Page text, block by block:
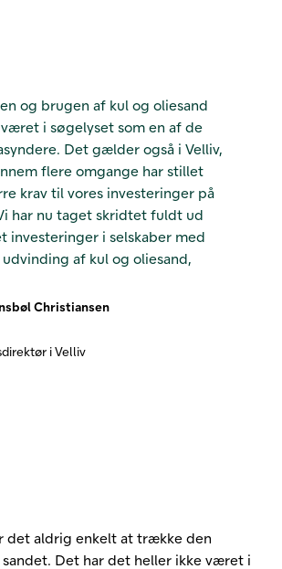
og brugen af kul og oliesand
i søgelyset som en af de
Det gælder også i Velliv,
flere omgange har stillet
krav til vores investeringer på
har nu taget skridtet fuldt ud
investeringer i selskaber med
af kul og oliesand,
Christiansen
i Velliv
det aldrig enkelt at trække den
Det har det heller ikke været i